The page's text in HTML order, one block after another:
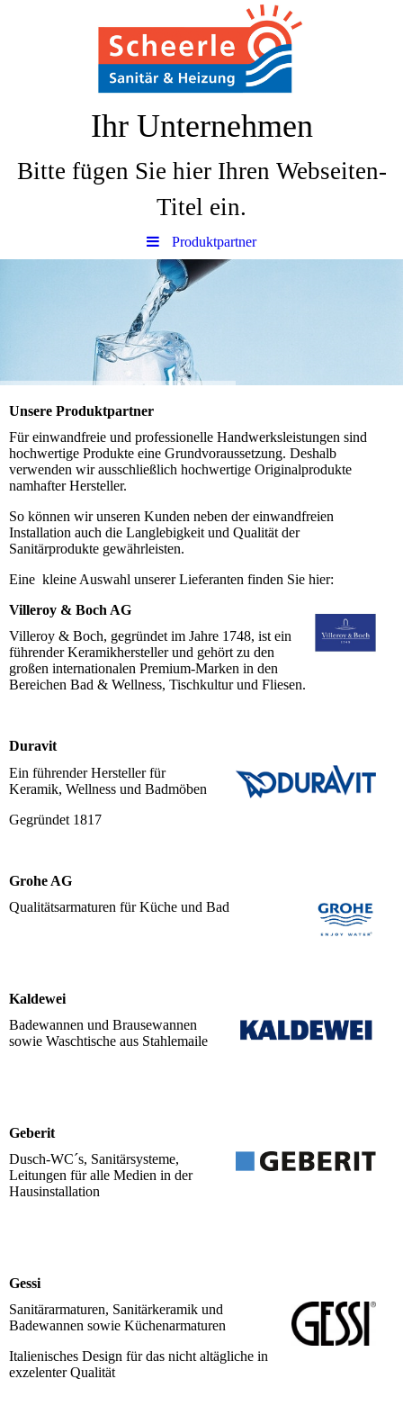
Ihr Unternehmen
Bitte fügen Sie hier Ihren Webseiten-
Titel ein.
Produktpartner
Unsere Produktpartner
Für einwandfreie und professionelle Handwerksleistungen sind
hochwertige Produkte eine Grundvoraussetzung. Deshalb
verwenden wir ausschließlich hochwertige Originalprodukte
namhafter Hersteller.
So können wir unseren Kunden neben der einwandfreien
Installation auch die Langlebigkeit und Qualität der
Sanitärprodukte gewährleisten.
Eine kleine Auswahl unserer Lieferanten finden Sie hier:
Villeroy & Boch AG
Villeroy & Boch, gegründet im Jahre 1748, ist ein
führender Keramikhersteller und gehört zu den
großen internationalen Premium-Marken in den
Bereichen Bad & Wellness, Tischkultur und Fliesen.
Duravit
Ein führender Hersteller für
Keramik, Wellness und Badmöben
Gegründet 1817
Grohe AG
Qualitätsarmaturen für Küche und Bad
Kaldewei
Badewannen und Brausewannen
sowie Waschtische aus Stahlemaile
Geberit
Dusch-WC´s, Sanitärsysteme,
Leitungen für alle Medien in der
Hausinstallation
Gessi
Sanitärarmaturen, Sanitärkeramik und
Badewannen sowie Küchenarmaturen
Italienisches Design für das nicht altägliche in
exzelenter Qualität